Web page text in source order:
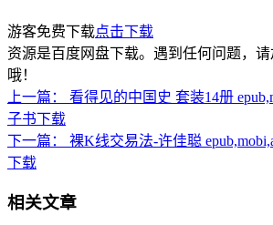
游客免费下载点击下载
资源是百度网盘下载。遇到任何问题，
哦！
上一篇：
看得见的中国史 套装14册
子书下载
下一篇：
裸K线交易法-许佳聪
下载
相关文章